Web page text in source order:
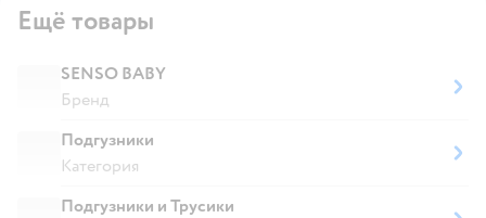
Ещё товары
SENSO BABY
Бренд
Подгузники
Категория
Подгузники и Трусики